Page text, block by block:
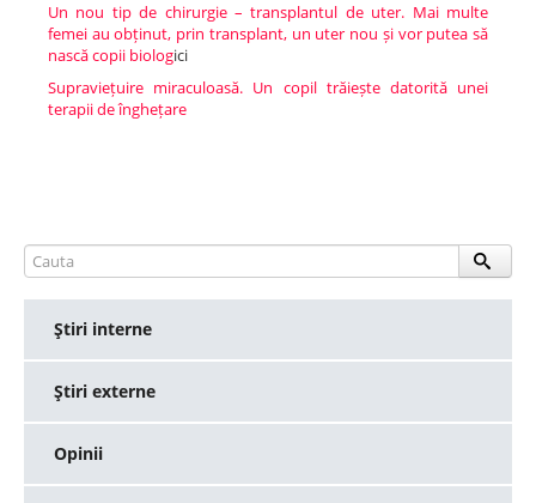
Un nou tip de chirurgie – transplantul de uter. Mai multe
femei au obținut, prin transplant, un uter nou și vor putea să
nască copii biologici
Supraviețuire miraculoasă. Un copil trăiește datorită unei
terapii de înghețare
Ştiri interne
Ştiri externe
Opinii